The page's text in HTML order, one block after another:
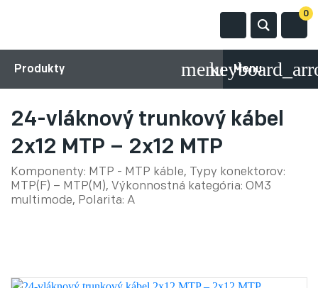
0
Produkty Menu
24-vláknový trunkový kábel
2x12 MTP – 2x12 MTP
Komponenty: MTP - MTP káble, Typy konektorov:
MTP(F) – MTP(M), Výkonnostná kategória: OM3
multimode, Polarita: A